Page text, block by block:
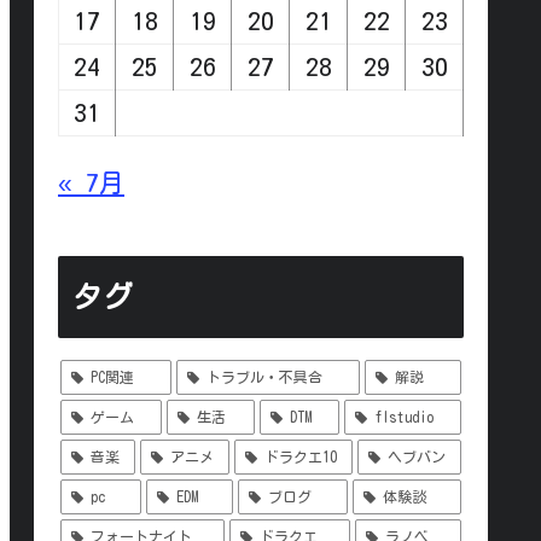
17 18 19 20 21 22
23
24
25 26 27 28 29
30
31
« 7月
タグ
PC関連 トラブル・不具合 解説
ゲーム 生活 DTM flstudio
音楽 アニメ ドラクエ10 ヘブバン
pc EDM ブログ 体験談
フォートナイト ドラクエ ラノベ